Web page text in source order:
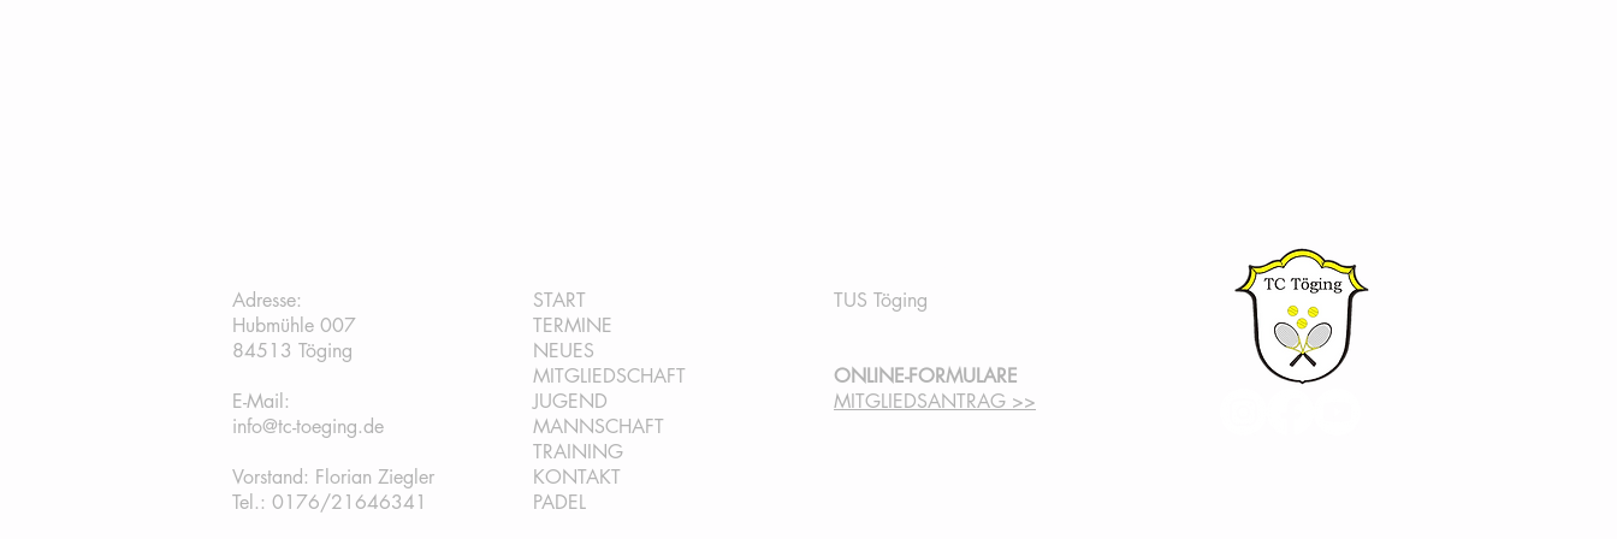
Adresse:
Hubmühle 007
84513 Töging
E-Mail:
info@tc-toeging.de
Vorstand: Florian Ziegler
Tel.: 0176/21646341
START
TERMINE
NEUES
MITGLIEDSCHAFT
JUGEND
MANNSCHAFT
TRAINING
KONTAKT
PADEL
TUS Töging
ONLINE-FORMULARE
MITGLIEDSANTRAG >>